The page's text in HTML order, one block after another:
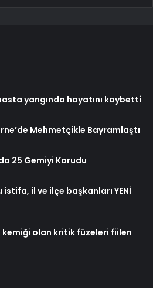
yangında hayatını kaybetti
Mehmetçikle Bayramlaştı
25 Gemiyi Korudu
istifa, il ve ilçe başkanları YENİ
kemiği olan kritik füzeleri fiilen